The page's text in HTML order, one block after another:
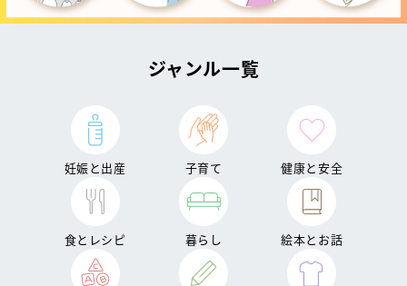
ジャンル一覧
妊娠と出産 子育て 健康と安全
食とレシピ 暮らし 絵本とお話